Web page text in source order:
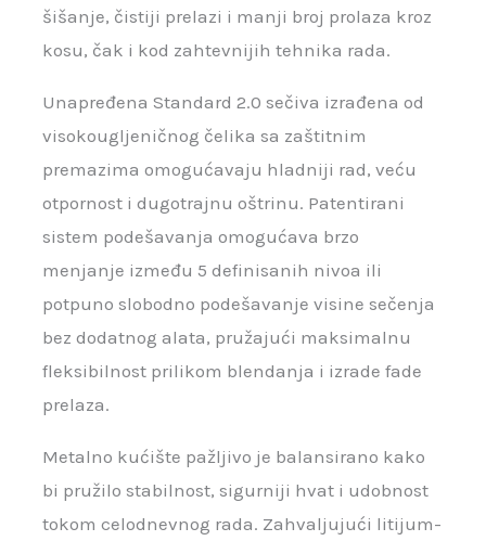
šišanje, čistiji prelazi i manji broj prolaza kroz
kosu, čak i kod zahtevnijih tehnika rada.
Unapređena Standard 2.0 sečiva izrađena od
visokougljeničnog čelika sa zaštitnim
premazima omogućavaju hladniji rad, veću
otpornost i dugotrajnu oštrinu. Patentirani
sistem podešavanja omogućava brzo
menjanje između 5 definisanih nivoa ili
potpuno slobodno podešavanje visine sečenja
bez dodatnog alata, pružajući maksimalnu
fleksibilnost prilikom blendanja i izrade fade
prelaza.
Metalno kućište pažljivo je balansirano kako
bi pružilo stabilnost, sigurniji hvat i udobnost
tokom celodnevnog rada. Zahvaljujući litijum-